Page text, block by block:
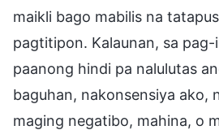
maikli bago mabilis na
pagtitipon. Kalaunan, sa
paanong hindi pa nalulutas
baguhan, nakonsensiya ako,
maging negatibo, mahina, o